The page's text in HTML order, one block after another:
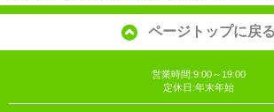
ページトップに戻る
営業時間:9:00～19:00
定休日:年末年始